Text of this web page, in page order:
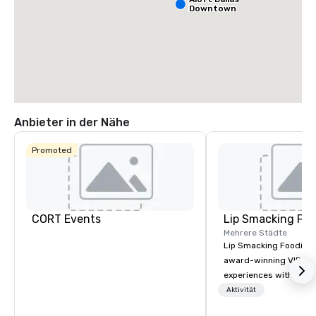
Downtown
Anbieter in der Nähe
Promoted
CORT Events Lip Smacking
Mehrere Städte
Lip Smacking Foodie
award-winning VIP
experiences with
restaurants
Aktivität